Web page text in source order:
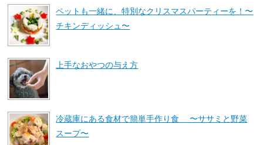
ペットも一緒に、特別なクリスマスパーティーを！〜
チキンディッシュ〜
上手なおやつの与え方
冷蔵庫にある食材で簡単手作り食 〜ササミと野菜
スープ〜